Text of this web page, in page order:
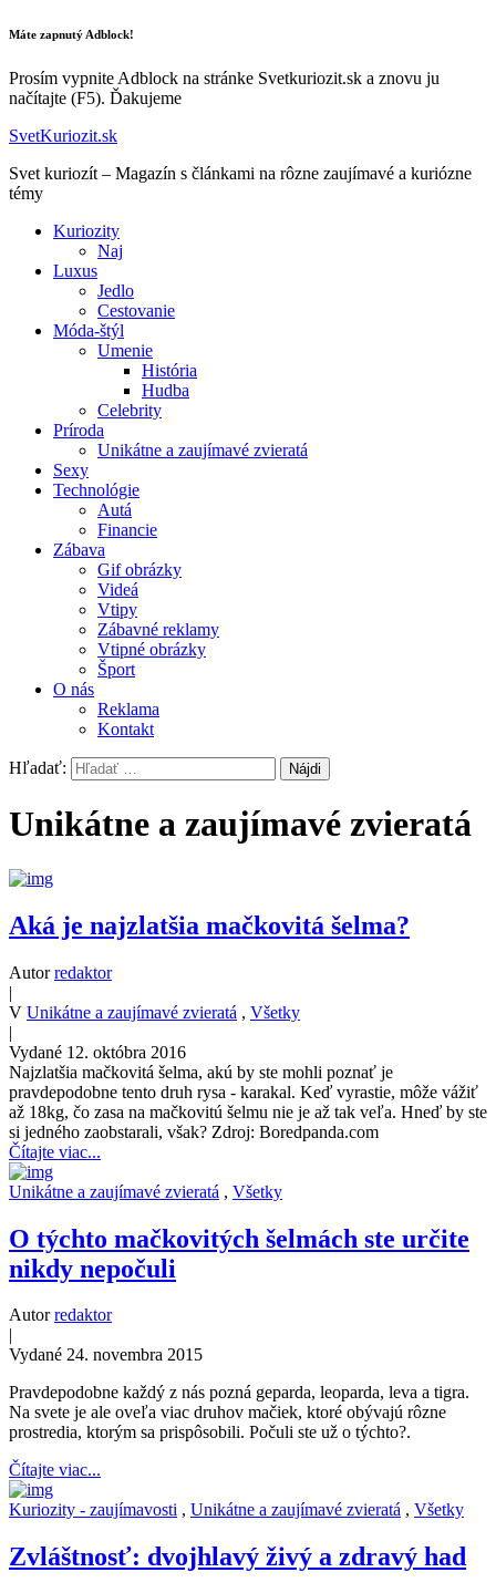
Máte zapnutý Adblock!
Prosím vypnite Adblock na stránke Svetkuriozit.sk a znovu ju
načítajte (F5). Ďakujeme
SvetKuriozit.sk
Svet kuriozít – Magazín s článkami na rôzne zaujímavé a kuriózne
témy
Kuriozity
Naj
Luxus
Jedlo
Cestovanie
Móda-štýl
Umenie
História
Hudba
Celebrity
Príroda
Unikátne a zaujímavé zvieratá
Sexy
Technológie
Autá
Financie
Zábava
Gif obrázky
Videá
Vtipy
Zábavné reklamy
Vtipné obrázky
Šport
O nás
Reklama
Kontakt
Hľadať:
Unikátne a zaujímavé zvieratá
Aká je najzlatšia mačkovitá šelma?
Autorredaktor
|
V Unikátne a zaujímavé zvieratá , Všetky
|
Vydané 12. októbra 2016
Najzlatšia mačkovitá šelma, akú by ste mohli poznať je
pravdepodobne tento druh rysa - karakal. Keď vyrastie, môže vážiť
až 18kg, čo zasa na mačkovitú šelmu nie je až tak veľa. Hneď by ste
si jedného zaobstarali, však? Zdroj: Boredpanda.com
Čítajte viac...
Unikátne a zaujímavé zvieratá , Všetky
O týchto mačkovitých šelmách ste určite
nikdy nepočuli
Autorredaktor
|
Vydané 24. novembra 2015
Pravdepodobne každý z nás pozná geparda, leoparda, leva a tigra.
Na svete je ale oveľa viac druhov mačiek, ktoré obývajú rôzne
prostredia, ktorým sa prispôsobili. Počuli ste už o týchto?.
Čítajte viac...
Kuriozity - zaujímavosti , Unikátne a zaujímavé zvieratá , Všetky
Zvláštnosť: dvojhlavý živý a zdravý had